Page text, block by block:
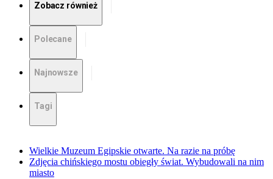
Zobacz również
Polecane
Najnowsze
Tagi
Wielkie Muzeum Egipskie otwarte. Na razie na próbę
Zdjęcia chińskiego mostu obiegły świat. Wybudowali na nim
miasto